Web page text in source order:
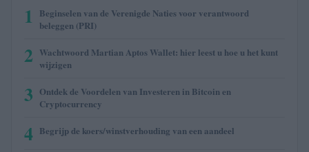
1
Beginselen van de Verenigde Naties voor verantwoord
beleggen (PRI)
2 Wachtwoord Martian Aptos Wallet: hier leest u hoe u het kunt
wijzigen
3 Ontdek de Voordelen van Investeren in Bitcoin en
Cryptocurrency
4 Begrijp de koers/winstverhouding van een aandeel